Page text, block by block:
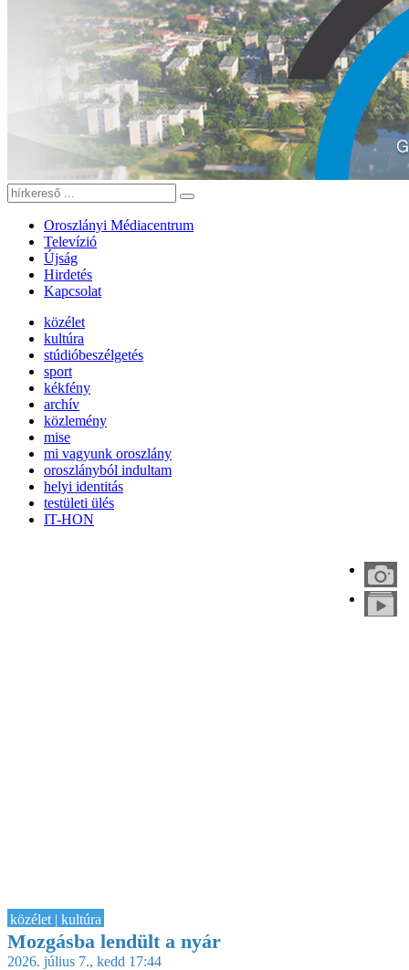
Oroszlányi Médiacentrum
Televízió
Újság
Hirdetés
Kapcsolat
közélet
kultúra
stúdióbeszélgetés
sport
kékfény
archív
közlemény
mise
mi vagyunk oroszlány
oroszlányból indultam
helyi identitás
testületi ülés
IT-HON
közélet | kultúra
Mozgásba lendült a nyár
2026. július 7., kedd 17:44